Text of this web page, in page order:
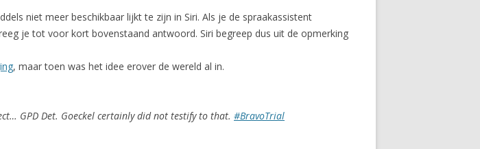
niet meer beschikbaar lijkt te zijn in Siri. Als je de spraakassistent
je tot voor kort bovenstaand antwoord. Siri begreep dus uit de opmerking
, maar toen was het idee erover de wereld al in.
GPD Det. Goeckel certainly did not testify to that. #BravoTrial